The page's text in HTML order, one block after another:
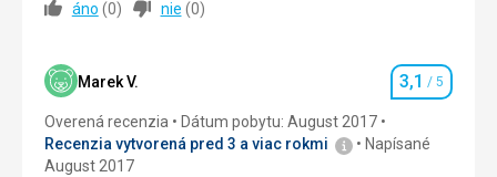
More čisté, blízko hotela. Super.
Strava výborná. V meste je aj česká a slovenská kuchyňa.
Turista si príde na svoje.
Ubytovanie
V hoteli EVA sme už tretíkrát, radi sa vraciame.
Ubytovanie
Služby 4,0/ 5
Cena 5,0
áno (0) nie (0)
Marek V. Hodnotenie
3,1 / 5
Overená recenzia
Dátum pobytu: August 2017
Recenzia vytvorená pred 3 a viac rokmi
Napísané
August 2017